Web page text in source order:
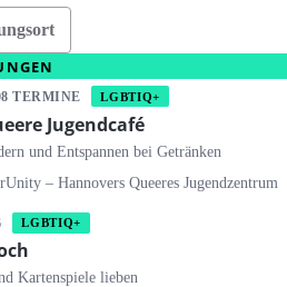
TERMINE LGBTIQ+
Jugendcafé
und Entspannen bei Getränken
– Hannovers Queeres Jugendzentrum
LGBTIQ+
Kartenspiele lieben